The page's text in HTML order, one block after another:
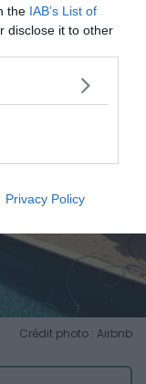
the IAB’s List of
disclose it to other
Privacy Policy
Crédit photo : Airbnb